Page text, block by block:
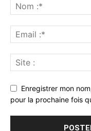
Enregistrer mon
pour la prochaine fois